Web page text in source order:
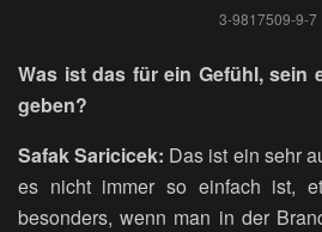
3-9817509-9-7
Was ist das für ein Gefühl, sein
geben?
Safak Saricicek: Das ist ein sehr
es nicht immer so einfach ist,
besonders, wenn man in der